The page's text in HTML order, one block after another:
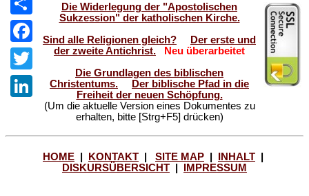
Share
Facebook
Twitter
LinkedIn
Die Widerlegung der "Apostolischen
Sukzession" der katholischen Kirche.
Sind alle Religionen gleich?
Der erste und
der zweite Antichrist.
Neu überarbeitet
Die Grundlagen des biblischen
Christentums.
Der biblische Pfad in die
Freiheit der neuen Schöpfung.
(Um die aktuelle Version eines Dokumentes zu
erhalten, bitte [Strg+F5] drücken)
HOME KONTAKT SITE MAP INHALT
DISKURSÜBERSICHT
IMPRESSUM